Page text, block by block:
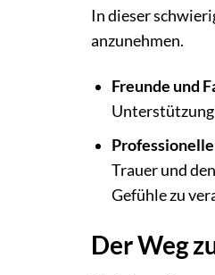
In dieser
anzunehmen.
Freunde und
Unterstützung
Trauer und
Gefühle zu
Der Weg